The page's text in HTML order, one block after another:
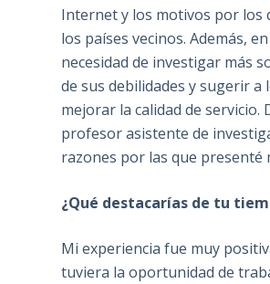
Internet y los motivos por los
los países vecinos. Además,
necesidad de investigar más
de sus debilidades y sugerir a
mejorar la calidad de
profesor asistente de
razones por las que presenté
¿Qué destacarías de tu
Mi experiencia fue muy
tuviera la oportunidad de